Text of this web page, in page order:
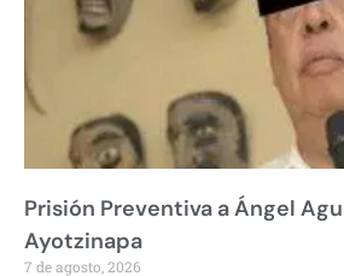
Prisión Preventiva a Ángel
Ayotzinapa
7 de agosto, 2026